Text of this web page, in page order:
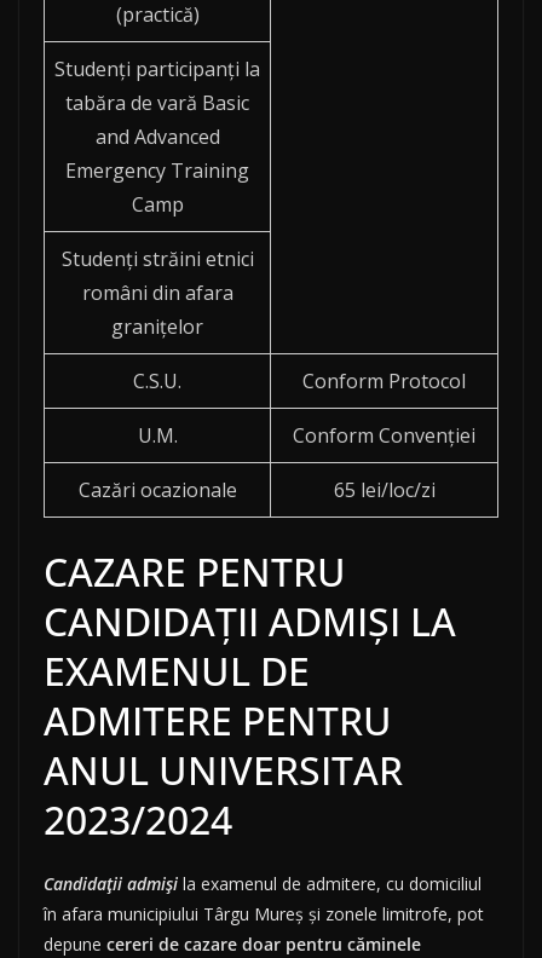
(practică)
Studenţi participanţi la
tabăra de vară Basic
and Advanced
Emergency Training
Camp
Studenţi străini etnici
români din afara
granițelor
C.S.U. Conform Protocol
U.M. Conform Convenției
Cazări ocazionale 65 lei/loc/zi
CAZARE PENTRU
CANDIDAŢII ADMIŞI LA
EXAMENUL DE
ADMITERE PENTRU
ANUL UNIVERSITAR
2023/2024
Candidaţii admişi la examenul de admitere, cu domiciliul
în afara municipiului Târgu Mureş şi zonele limitrofe, pot
depune cereri de cazare doar pentru căminele